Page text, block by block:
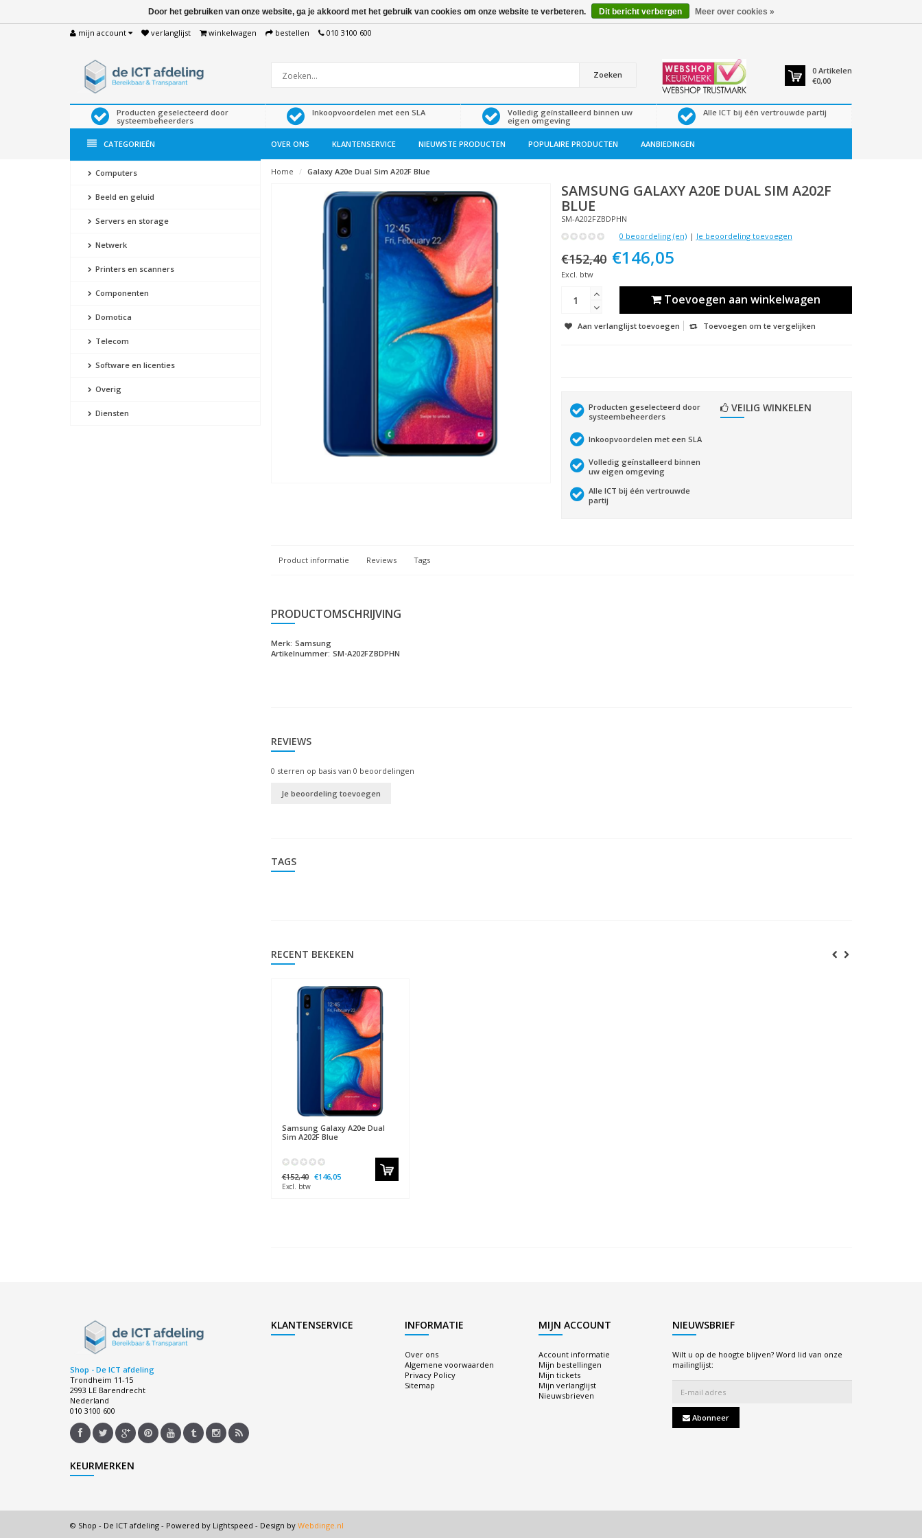
mijn account verlanglijst winkelwagen bestellen 010 3100 600
Zoeken 0 Artikelen
€0,00
Producten geselecteerd door
systeembeheerders
Inkoopvoordelen met een SLA
Volledig geïnstalleerd binnen uw
eigen omgeving
Alle ICT bij één vertrouwde partij
CATEGORIEËN OVER ONS KLANTENSERVICE NIEUWSTE PRODUCTEN POPULAIRE PRODUCTEN AANBIEDINGEN
Computers
Beeld en geluid
Servers en storage
Netwerk
Printers en scanners
Componenten
Domotica
Telecom
Software en licenties
Overig
Diensten
Home Galaxy A20e Dual Sim A202F Blue
SAMSUNG GALAXY A20E DUAL SIM A202F
BLUE
SM-A202FZBDPHN
0 beoordeling (en) | Je beoordeling toevoegen
€152,40 €146,05
Excl. btw
Toevoegen aan winkelwagen
Aan verlanglijst toevoegen Toevoegen om te vergelijken
Producten geselecteerd door
systeembeheerders
Inkoopvoordelen met een SLA
Volledig geïnstalleerd binnen
uw eigen omgeving
Alle ICT bij één vertrouwde
partij
VEILIG WINKELEN
Product informatie Reviews Tags
PRODUCTOMSCHRIJVING
Merk: Samsung
Artikelnummer: SM-A202FZBDPHN
REVIEWS
0 sterren op basis van 0 beoordelingen
Je beoordeling toevoegen
TAGS
RECENT BEKEKEN
SamsungGalaxy A20e Dual
Sim A202F Blue
€152,40 €146,05
Excl. btw
Shop - De ICT afdeling
Trondheim 11-15
2993 LE Barendrecht
Nederland
010 3100 600
KLANTENSERVICE INFORMATIE
Over ons
Algemene voorwaarden
Privacy Policy
Sitemap
MIJN ACCOUNT
Account informatie
Mijn bestellingen
Mijn tickets
Mijn verlanglijst
Nieuwsbrieven
NIEUWSBRIEF
Wilt u op de hoogte blijven? Word lid van onze
mailinglijst:
Abonneer
KEURMERKEN
© Shop - De ICT afdeling - Powered by Lightspeed - Design by Webdinge.nl
Door het gebruiken van onze website, ga je akkoord met het gebruik van cookies om onze website te verbeteren. Dit bericht verbergen Meer over cookies »